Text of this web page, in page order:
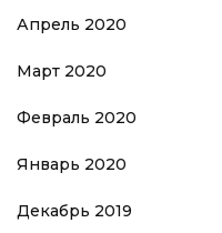
Апрель 2020
Март 2020
Февраль 2020
Январь 2020
Декабрь 2019